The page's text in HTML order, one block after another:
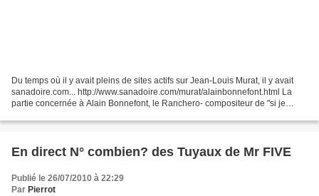
Du temps où il y avait pleins de sites actifs sur Jean-Louis Murat, il y avait
sanadoire.com... http://www.sanadoire.com/murat/alainbonnefont.html La
partie concernée à Alain Bonnefont, le Ranchero- compositeur de "si je
En direct N° combien? des Tuyaux de Mr FIVE
Publié le 26/07/2010 à 22:29
Par Pierrot